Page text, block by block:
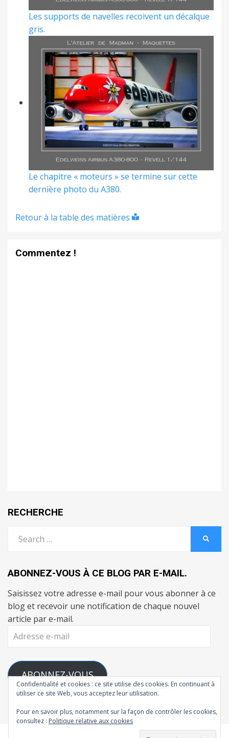
Les supports de navelles recoivent un décalque
gris.
Le chapitre « moteurs » se termine sur cette
dernière photo du A380.
Retour à la table des matières
Commentez !
RECHERCHE
for:
ABONNEZ-VOUS À CE BLOG PAR E-MAIL.
Saisissez votre adresse e-mail pour vous abonner à ce
blog et recevoir une notification de chaque nouvel
article par e-mail.
Adresse
ABONNEZ-VOUS
Rejoignez les 111 autres abonnés
Confidentialité et cookies : ce site utilise des cookies. En continuant à
utiliser ce site Web, vous acceptez leur utilisation.
Pour en savoir plus, notamment sur la façon de contrôler les cookies,
consultez : Politique relative aux cookies